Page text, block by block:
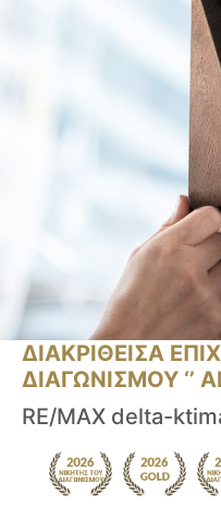
ΔΙΑΚΡΙΘΕΙΣΑ
ΔΙΑΓΩΝΙΣΜΟΥ ‘’
RE/MAX delta-